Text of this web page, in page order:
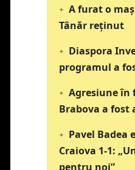
A furat o
Tânăr reținut
Diaspora
programul a
Agresiune în
Brabova a fost
Pavel Badea
Craiova 1-1:
pentru noi”